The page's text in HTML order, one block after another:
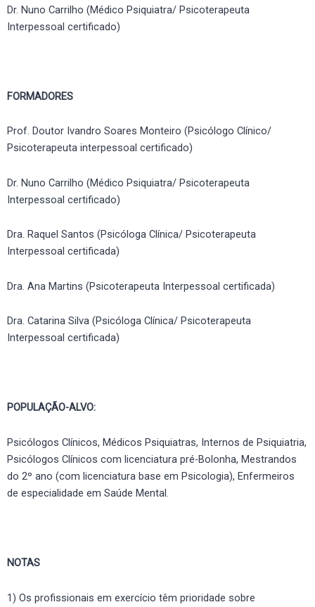
Dr. Nuno Carrilho (Médico Psiquiatra/ Psicoterapeuta
Interpessoal certificado)
FORMADORES
Prof. Doutor Ivandro Soares Monteiro (Psicólogo Clínico/
Psicoterapeuta interpessoal certificado)
Dr. Nuno Carrilho (Médico Psiquiatra/ Psicoterapeuta
Interpessoal certificado)
Dra. Raquel Santos (Psicóloga Clínica/ Psicoterapeuta
Interpessoal certificada)
Dra. Ana Martins (Psicoterapeuta Interpessoal certificada)
Dra. Catarina Silva (Psicóloga Clínica/ Psicoterapeuta
Interpessoal certificada)
POPULAÇÃO-ALVO:
Psicólogos Clínicos, Médicos Psiquiatras, Internos de Psiquiatria,
Psicólogos Clínicos com licenciatura pré-Bolonha, Mestrandos
do 2º ano (com licenciatura base em Psicologia), Enfermeiros
de especialidade em Saúde Mental.
NOTAS
1) Os profissionais em exercício têm prioridade sobre